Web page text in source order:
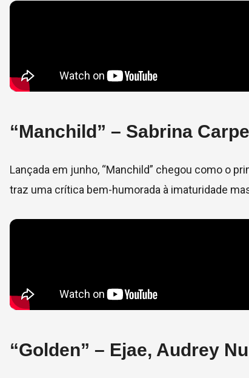
“Manchild” – Sabrina
Lançada em junho, “Manchild” chegou como o
traz uma crítica bem-humorada à imaturidade
“Golden” – Ejae, Audrey